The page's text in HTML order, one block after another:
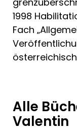
1998
Fach
Alle
Valentin